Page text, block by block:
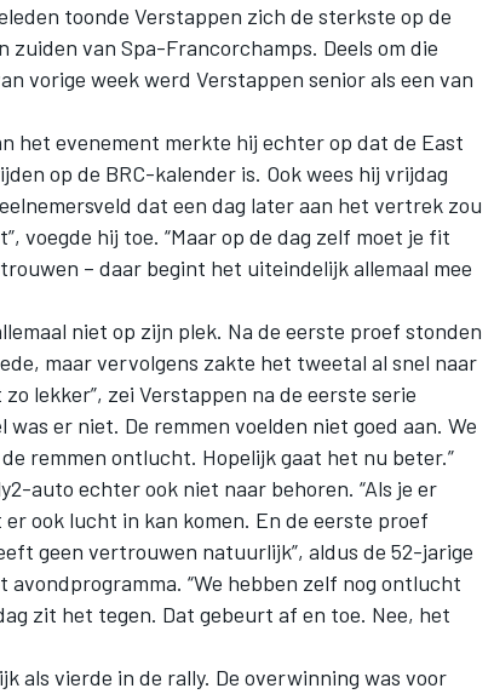
toonde Verstappen zich de sterkste op de
van Spa-Francorchamps. Deels om die
vorige week werd Verstappen senior als een van
het evenement merkte hij echter op dat de East
op de BRC-kalender is. Ook wees hij vrijdag
dat een dag later aan het vertrek zou
voegde hij toe. “Maar op de dag zelf moet je fit
– daar begint het uiteindelijk allemaal mee
niet op zijn plek. Na de eerste proef stonden
maar vervolgens zakte het tweetal al snel naar
lekker”, zei Verstappen na de eerste serie
was er niet. De remmen voelden niet goed aan. We
remmen ontlucht. Hopelijk gaat het nu beter.”
auto echter ook niet naar behoren. “Als je er
ook lucht in kan komen. En de eerste proef
geen vertrouwen natuurlijk”, aldus de 52-jarige
“We hebben zelf nog ontlucht
zit het tegen. Dat gebeurt af en toe. Nee, het
als vierde in de rally. De overwinning was voor